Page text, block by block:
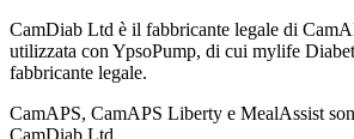
CamDiab Ltd è il fabbricante legale di
utilizzata con YpsoPump, di cui mylife
fabbricante legale.
CamAPS, CamAPS Liberty e MealAssist
CamDiab Ltd.